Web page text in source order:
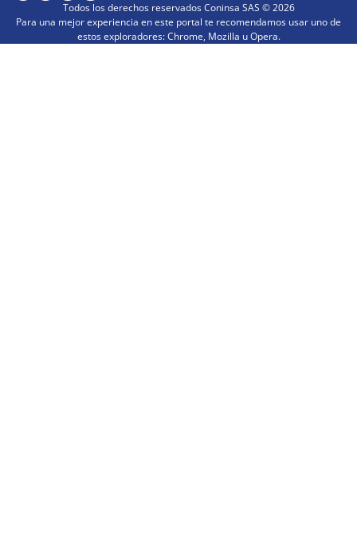
Todos los derechos reservados Coninsa SAS ©2026
Para una mejor experiencia en este portal te recomendamos usar uno de
estos exploradores: Chrome, Mozilla u Opera.